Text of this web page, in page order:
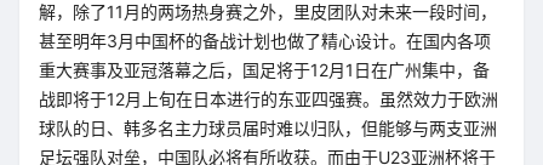
解，除了11月的两场热身赛之外，里皮团队对未来一段时间，
甚至明年3月中国杯的备战计划也做了精心设计。在国内各项
重大赛事及亚冠落幕之后，国足将于12月1日在广州集中，备
战即将于12月上旬在日本进行的东亚四强赛。虽然效力于欧洲
球队的日、韩多名主力球员届时难以归队，但能够与两支亚洲
足坛强队对垒，中国队必将有所收获。而由于U23亚洲杯将于